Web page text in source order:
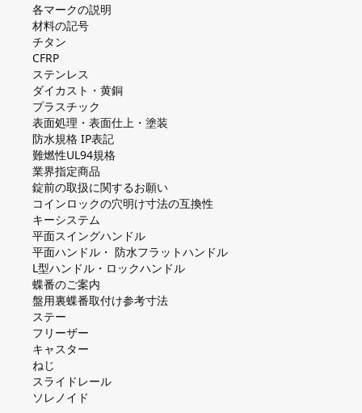
各マークの説明
材料の記号
チタン
CFRP
ステンレス
ダイカスト・⻩銅
プラスチック
表面処理・表面仕上・塗装
防⽔規格 IP表記
難燃性UL94規格
業界指定商品
錠前の取扱に関するお願い
コインロックの⽳明け⼨法の互換性
キーシステム
平⾯スイングハンドル
平⾯ハンドル・ 防⽔フラットハンドル
L型ハンドル・ロックハンドル
蝶番のご案内
盤⽤裏蝶番取付け参考⼨法
ステー
フリーザー
キャスター
ねじ
スライドレール
ソレノイド